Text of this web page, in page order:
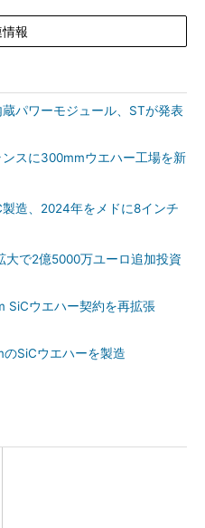
報
パワーモジュール、STが発表
スに300mmウエハー工場を新
造、2024年をメドに8インチ
大で2億5000万ユーロ追加投資
SiCウエハー契約を再拡張
SiCウエハーを製造